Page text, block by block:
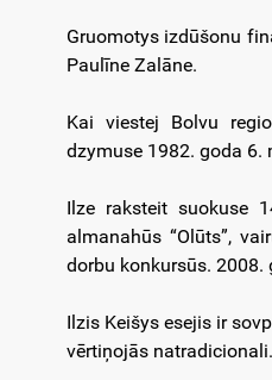
Gruomotys izdūšonu
Paulīne Zalāne.
Kai viestej Bolvu
dzymuse 1982. goda 6.
Ilze raksteit suokuse
almanahūs “Olūts”,
dorbu konkursūs. 2008.
Ilzis Keišys esejis ir
vērtiņojās natradicionali.